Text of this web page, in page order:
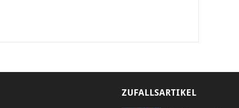
ZUFALLSARTIKEL